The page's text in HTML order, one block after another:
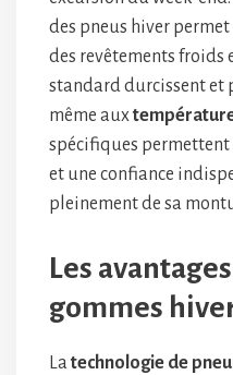
des pneus hiver
des revêtements froids
standard durcissent et
même aux
spécifiques permettent
et une confiance
pleinement de sa
Les
gommes
Latechnologie de